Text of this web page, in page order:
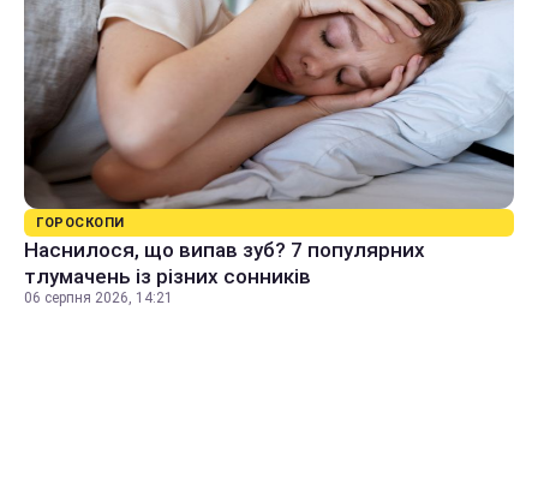
ГОРОСКОПИ
Наснилося, що випав зуб? 7 популярних
тлумачень із різних сонників
06 серпня 2026, 14:21